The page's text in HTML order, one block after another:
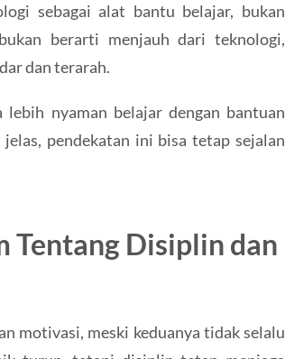
sebagai alat bantu belajar, bukan
berarti menjauh dari teknologi,
dan terarah.
nyaman belajar dengan bantuan
pendekatan ini bisa tetap sejalan
Tentang Disiplin dan
motivasi, meski keduanya tidak selalu